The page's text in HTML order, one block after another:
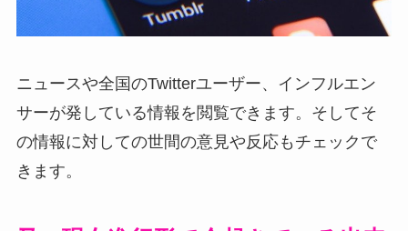
ニュースや全国のTwitterユーザー、インフルエン
サーが発している情報を閲覧できます。そしてそ
の情報に対しての世間の意見や反応もチェックで
きます。